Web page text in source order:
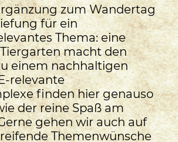
zum Wandertag
für ein
Thema: eine
macht den
einem nachhaltigen
relevante
finden hier genauso
der reine Spaß am
gehen wir auch auf
Themenwünsche